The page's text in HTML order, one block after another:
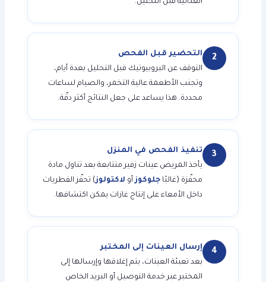
2
التحضير قبل الفحص
التوقف عن البروبيوتيك قبل التحليل بعدة أيام،
وتجنب الأطعمة عالية التخمر، والصيام لساعات
محددة. هذا يساعد على جعل النتائج أكثر دقّة.
3
تنفيذ الفحص في المنزل
يأخذ المريض عينات زفير متتابعة بعد تناول مادة
محفّزة (غالبًاجلوكوز أو لاكتولوز ) تحفّز الفطريات
داخل الأمعاء على إنتاج غازات يمكن اكتشافها.
4
إرسال العينات إلى المختبر
بعد تعبئة العينات، يتم إغلاقها وإرسالها إلى
المختبر عبر خدمة التوصيل أو البريد الخاص